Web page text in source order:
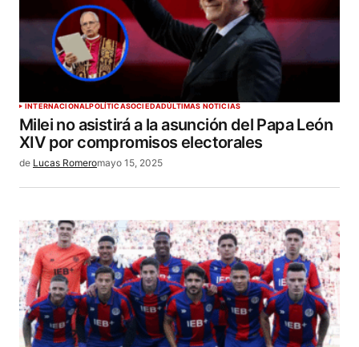
INTERNACIONALPOLÍTICASOCIEDADÚLTIMAS NOTICIAS
Milei no asistirá a la asunción del Papa León
XIV por compromisos electorales
de Lucas Romeromayo 15, 2025